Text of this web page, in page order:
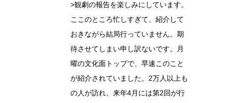
>観劇の報告を楽しみにしています。
ここのところ忙しすぎて、紹介して
おきながら結局行っていません。期
待させてしまい申し訳ないです。月
曜の文化面トップで、早速このこと
が紹介されていました。2万人以上も
の人が訪れ、来年4月には第2回が行